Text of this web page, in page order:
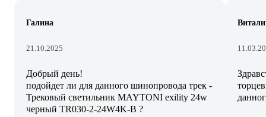
Галина
21.10.2025
Добрый день!
подойдет ли для данного шинопровода трек -
Трековый светильник MAYTONI exility 24w
черный TR030-2-24W4K-B ?